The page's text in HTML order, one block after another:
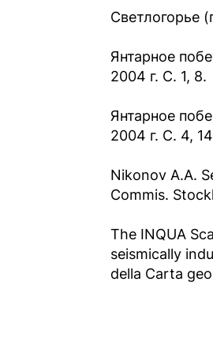
Светлогорье
Янтарное
2004 г. С. 1, 8.
Янтарное
2004 г. С. 4,
Nikonov A.A.
Commis.
The INQUA
seismically
della Carta